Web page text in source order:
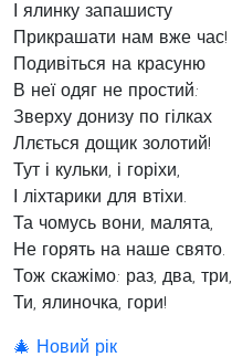
І ялинку запашисту
Прикрашати нам вже час!
Подивіться на красуню
В неї одяг не простий:
Зверху донизу по гілках
Ллється дощик золотий!
Тут і кульки, і горіхи,
І ліхтарики для втіхи.
Та чомусь вони, малята,
Не горять на наше свято.
Тож скажімо: раз, два, три,
Ти, ялиночка, гори!
🎄 Новий рік